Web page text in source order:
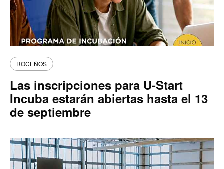
ROCEÑOS
Las inscripciones para U-Start
Incuba estarán abiertas hasta el 13
de septiembre